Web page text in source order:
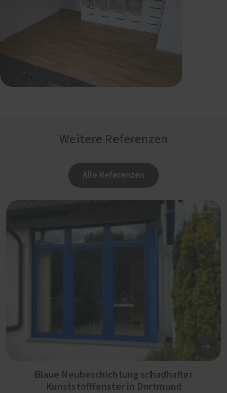
Weitere Referenzen
Alle Referenzen
Blaue Neubeschichtung schadhafter
Kunststofffenster in Dortmund